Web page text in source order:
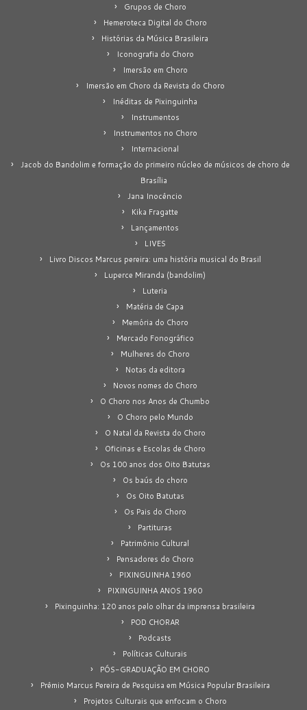
Grupos de Choro
Hemeroteca Digital do Choro
Histórias da Música Brasileira
Iconografia do Choro
Imersão em Choro
Imersão em Choro da Revista do Choro
Inéditas de Pixinguinha
Instrumentos
Instrumentos no Choro
Internacional
Jacob do Bandolim e formação do primeiro núcleo de músicos de choro de
Brasília
Jana Inocêncio
Kika Fragatte
Lançamentos
LIVES
Livro Discos Marcus pereira: uma história musical do Brasil
Luperce Miranda (bandolim)
Luteria
Matéria de Capa
Memória do Choro
Mercado Fonográfico
Mulheres do Choro
Notas da editora
Novos nomes do Choro
O Choro nos Anos de Chumbo
O Choro pelo Mundo
O Natal da Revista do Choro
Oficinas e Escolas de Choro
Os 100 anos dos Oito Batutas
Os baús do choro
Os Oito Batutas
Os Pais do Choro
Partituras
Patrimônio Cultural
Pensadores do Choro
PIXINGUINHA 1960
PIXINGUINHA ANOS 1960
Pixinguinha: 120 anos pelo olhar da imprensa brasileira
POD CHORAR
Podcasts
Políticas Culturais
PÓS-GRADUAÇÃO EM CHORO
Prêmio Marcus Pereira de Pesquisa em Música Popular Brasileira
Projetos Culturais que enfocam o Choro